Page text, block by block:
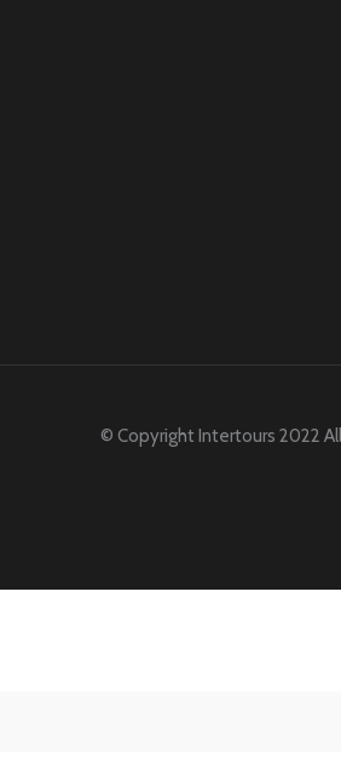
© Copyright Intertours 2022